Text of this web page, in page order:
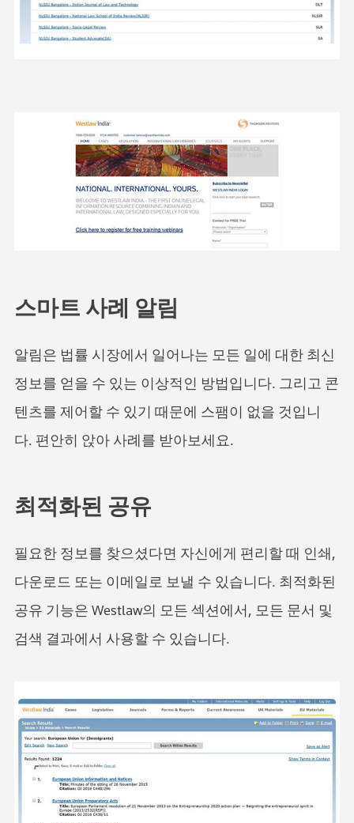
스마트 사례 알림
알림은 법률 시장에서 일어나는 모든 일에 대한 최신
정보를 얻을 수 있는 이상적인 방법입니다. 그리고 콘
텐츠를 제어할 수 있기 때문에 스팸이 없을 것입니
다. 편안히 앉아 사례를 받아보세요.
최적화된 공유
필요한 정보를 찾으셨다면 자신에게 편리할 때 인쇄,
다운로드 또는 이메일로 보낼 수 있습니다. 최적화된
공유 기능은 Westlaw의 모든 섹션에서, 모든 문서 및
검색 결과에서 사용할 수 있습니다.